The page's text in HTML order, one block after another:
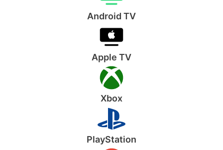
Android TV
Apple TV
Xbox
PlayStation